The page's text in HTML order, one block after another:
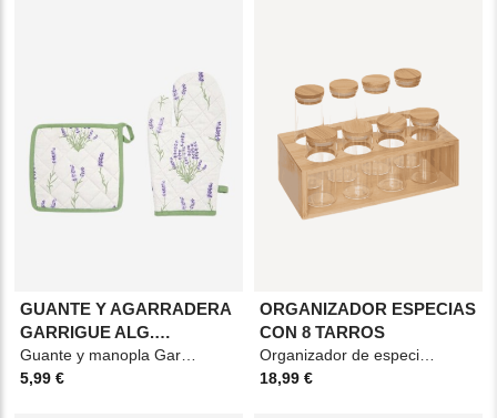
GUANTE Y AGARRADERA
GARRIGUE ALG.
ESTAMPADO
5,99 €
ORGANIZADOR ESPECIAS
CON 8 TARROS
18,99 €